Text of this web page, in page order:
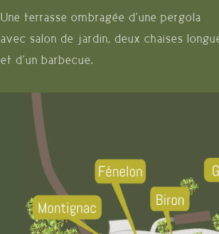
Une terrasse ombragée d’une pergola
avec salon de jardin, deux chaises
et d’un barbecue.